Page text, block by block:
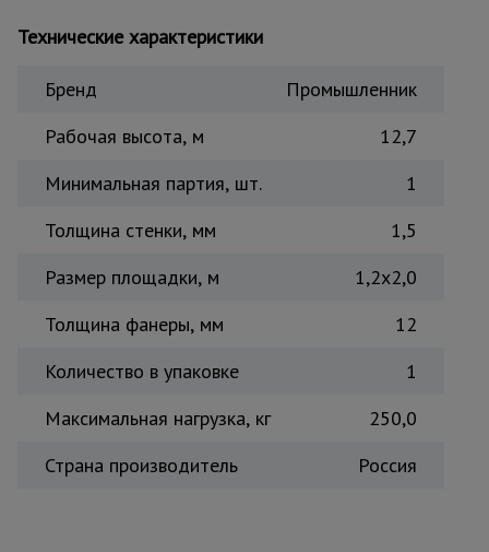
Металл и
металлообработка
Технические характеристики
Бренд
Промышленник
Рабочая высота, м
12,7
Минимальная партия, шт.
1
Толщина стенки, мм
1,5
Размер площадки, м
1,2x2,0
Толщина фанеры, мм
12
Количество в упаковке
1
Максимальная нагрузка, кг
250,0
Страна производитель
Россия